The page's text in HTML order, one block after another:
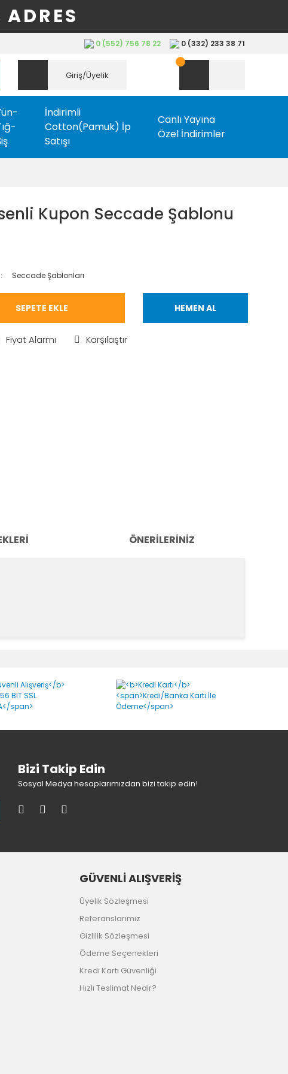
0 (552) 756 78 22 0 (332) 233 38 71
Giriş/Üyelik
İndirimli
Cotton(Pamuk) İp
Satışı
Canlı Yayına
Özel İndirimler
Kupon Seccade Şablonu
Seccade Şablonları
SEPETE EKLE HEMEN AL
Fiyat Alarmı Karşılaştır
ÖNERILERINIZ
Bizi Takip Edin
Sosyal Medya hesaplarımızdan bizi takip edin!
GÜVENLİ ALIŞVERİŞ
Üyelik Sözleşmesi
Referanslarımız
Gizlilik Sözleşmesi
Ödeme Seçenekleri
Kredi Kartı Güvenliği
Hızlı Teslimat Nedir?